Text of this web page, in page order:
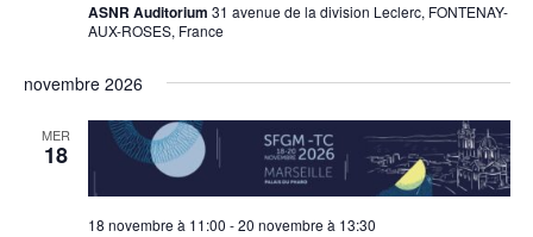
ASNR Auditorium 31 avenue de la division Leclerc, FONTENAY-
AUX-ROSES, France
novembre 2026
MER
18
18 novembre à 11:00 -20 novembre à 13:30